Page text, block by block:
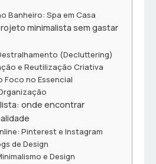
Banheiro: Spa em Casa
minimalista sem gastar
(Decluttering)
e Reutilização Criativa
Foco no Essencial
onde encontrar
Pinterest e Instagram
de Design
e Design